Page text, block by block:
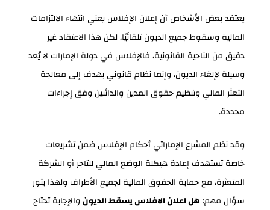
يعتقد بعض الأشخاص أن إعلان الإفلاس يعني انتهاء الالتزامات
المالية وسقوط جميع الديون تلقائيًا، لكن هذا الاعتقاد غير
دقيق من الناحية القانونية، فالإفلاس في دولة الإمارات لا يُعد
وسيلة لإلغاء الديون، وإنما نظام قانوني يهدف إلى معالجة
التعثر المالي وتنظيم حقوق المدين والدائنين وفق إجراءات
محددة.
وقد نظم المشرع الإماراتي أحكام الإفلاس ضمن تشريعات
خاصة تستهدف إعادة هيكلة الوضع المالي للتاجر أو الشركة
المتعثرة، مع حماية الحقوق المالية لجميع الأطراف ولهذا يثور
سؤال مهم:هل اعلان الافلاس يسقط الديونوالإجابة تحتاج